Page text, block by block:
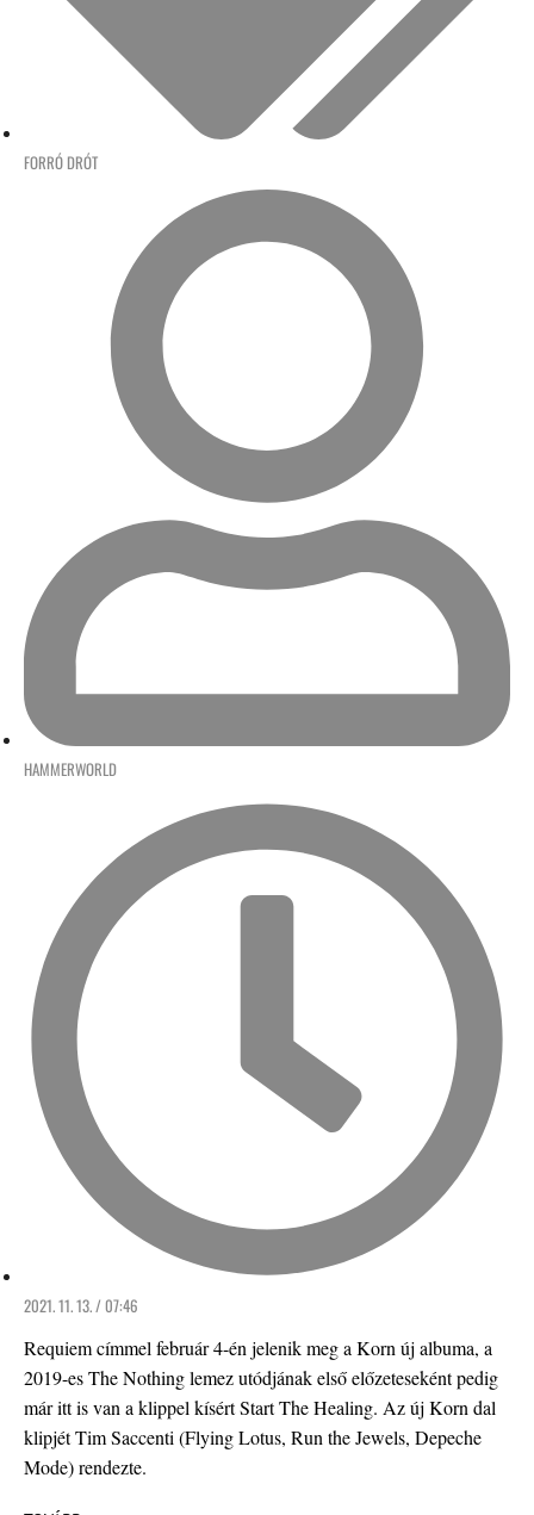
FORRÓ DRÓT
HAMMERWORLD
2021. 11. 13. / 07:46
Requiem címmel február 4-én jelenik meg a Korn új albuma, a
2019-es The Nothing lemez utódjának első előzeteseként pedig
már itt is van a klippel kísért Start The Healing. Az új Korn dal
klipjét Tim Saccenti (Flying Lotus, Run the Jewels, Depeche
Mode) rendezte.